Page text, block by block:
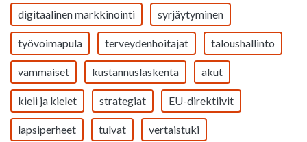
digitaalinen markkinointi syrjäytyminen
työvoimapula terveydenhoitajat taloushallinto
vammaiset kustannuslaskenta akut
kieli ja kielet strategiat EU-direktiivit
lapsiperheet tulvat vertaistuki